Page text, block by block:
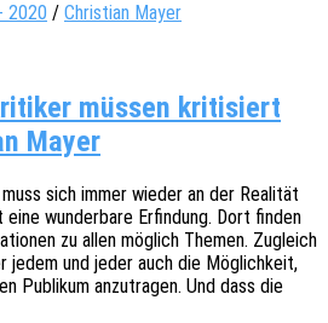
2020 / Christian Mayer
müssen kritisiert
Mayer
sich immer wieder an der Reali­tät
wunder­ba­re Erfin­dung. Dort finden
zu allen möglich Themen. Zugleich
und jeder auch die Möglich­keit,
Publi­kum anzu­tra­gen. Und dass die